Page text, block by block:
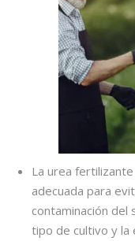
La urea
adecuada para
contaminación del
tipo de cultivo y la